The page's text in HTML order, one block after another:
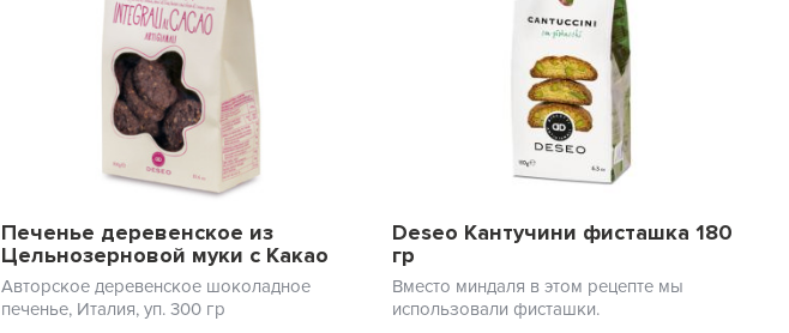
Печенье деревенское из
Цельнозерновой муки с Какао
Deseo 300 гр
Авторское деревенское шоколадное
печенье, Италия, уп. 300 гр
Deseo Кантучини фисташка 180
гр
Вместо миндаля в этом рецепте мы
использовали фисташки.